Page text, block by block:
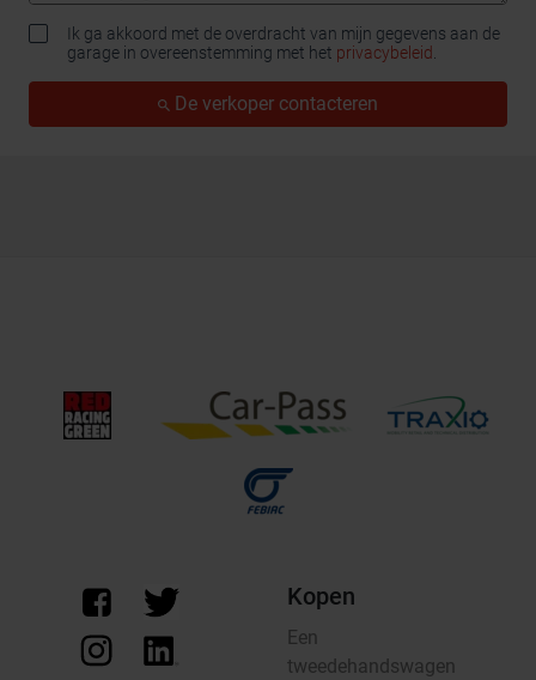
Ik ga akkoord met de overdracht van mijn gegevens aan de
garage in overeenstemming met het privacybeleid.
De verkoper contacteren
Kopen
Een
tweedehandswagen